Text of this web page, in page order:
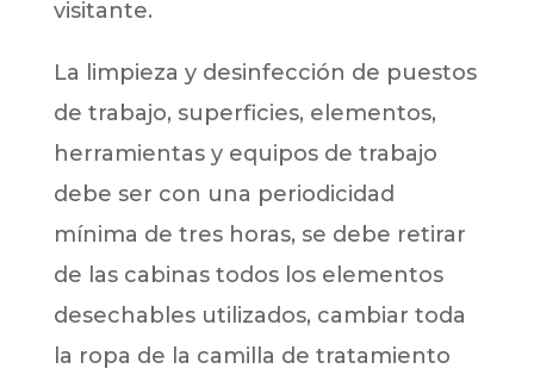
visitante.
La limpieza y desinfección de puestos
de trabajo, superficies, elementos,
herramientas y equipos de trabajo
debe ser con una periodicidad
mínima de tres horas, se debe retirar
de las cabinas todos los elementos
desechables utilizados, cambiar toda
la ropa de la camilla de tratamiento